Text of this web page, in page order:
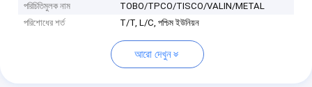
পরিচিতিমুলক নাম
TOBO/TPCO/TISCO/VALIN/METAL
পরিশোধের শর্ত
T/T, L/C, পশ্চিম ইউনিয়ন
আরো দেখুন